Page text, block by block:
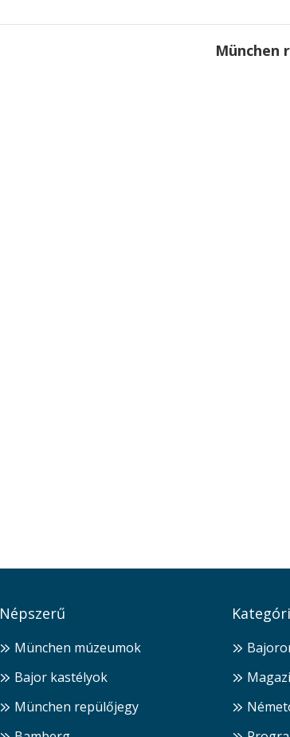
München
Népszerű
München múzeumok
Bajor kastélyok
München repülőjegy